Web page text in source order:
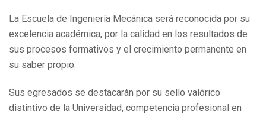
La Escuela de Ingeniería Mecánica será reconocida por su
excelencia académica, por la calidad en los resultados de
sus procesos formativos y el crecimiento permanente en
su saber propio.
Sus egresados se destacarán por su sello valórico
distintivo de la Universidad, competencia profesional en